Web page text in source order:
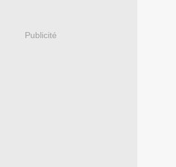
Publicité